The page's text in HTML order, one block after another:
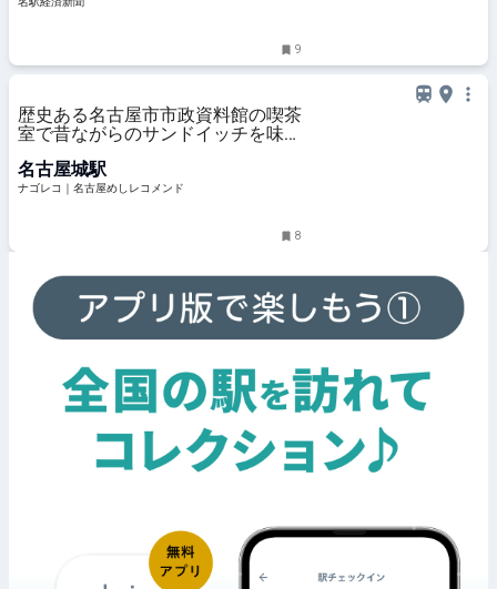
9
歴史ある名古屋市市政資料館の喫茶
室で昔ながらのサンドイッチを味わ
名古屋城駅
ナゴレコ｜名古屋めしレコメンド
8